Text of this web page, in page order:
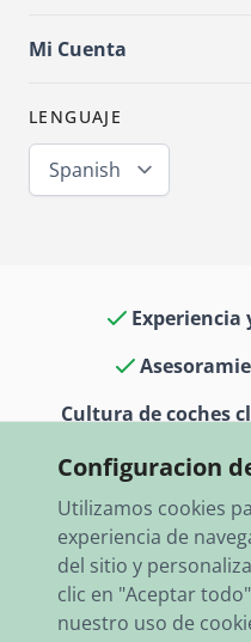
Mi Cuenta
LENGUAJE
Spanish
Experiencia
Cultura de coches
Envío
Configuracion
Utilizamos cookies
experiencia de
del sitio y
clic en "Aceptar
nuestro uso de